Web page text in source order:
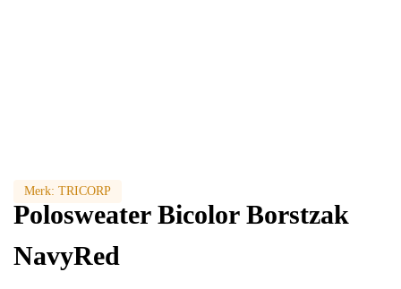
Merk: TRICORP
Polosweater Bicolor Borstzak
NavyRed